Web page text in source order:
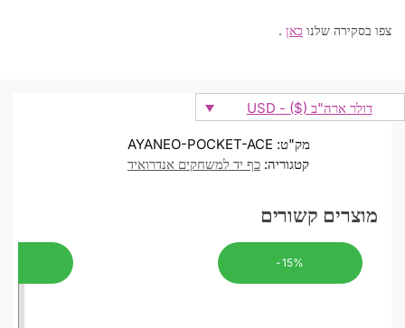
צפו בסקירה שלנו כאן .
דולר ארה"ב ($) - USD
מק"ט: AYANEO-POCKET-ACE
קטגוריה: כף יד למשחקים אנדרואיד
מוצרים קשורים
-15%